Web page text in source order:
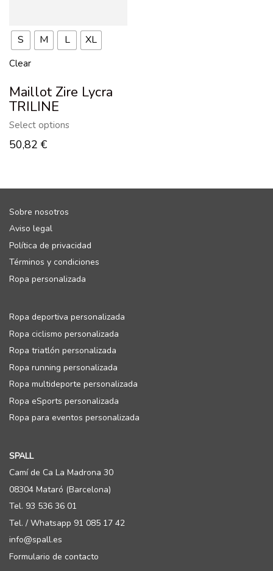
S M L XL
Clear
Maillot Zire Lycra
TRILINE
Select options
50,82 €
Sobre nosotros
Aviso legal
Política de privacidad
Términos y condiciones
Ropa personalizada
Ropa deportiva personalizada
Ropa ciclismo personalizada
Ropa triatlón personalizada
Ropa running personalizada
Ropa multideporte personalizada
Ropa eSports personalizada
Ropa para eventos personalizada
SPALL
Camí de Ca La Madrona 30
08304 Mataró (Barcelona)
Tel. 93 536 36 01
Tel. / Whatsapp 91 085 17 42
info@spall.es
Formulario de contacto